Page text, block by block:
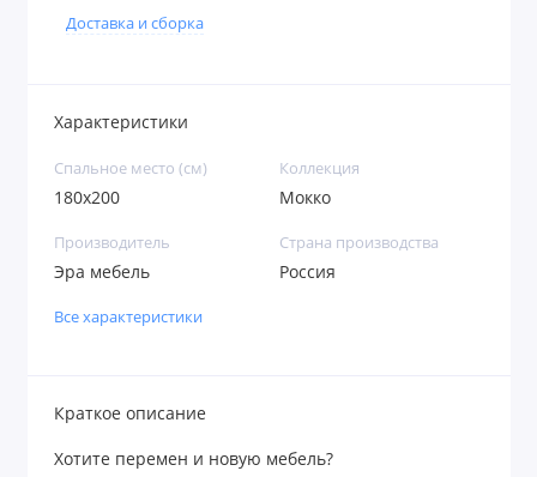
Доставка и сборка
Характеристики
Спальное место (см)
180х200
Коллекция
Мокко
Производитель
Эра мебель
Страна производства
Россия
Все характеристики
Краткое описание
Хотите перемен и новую мебель?